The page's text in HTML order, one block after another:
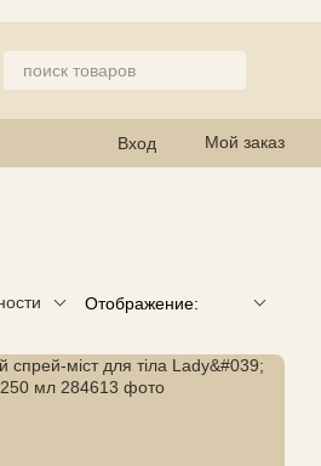
Вход Мой заказ
Отображение: